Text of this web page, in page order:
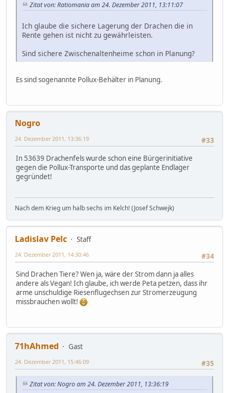
Zitat von: Ratiomania am 24. Dezember 2011, 13:11:07
Ich glaube die sichere Lagerung der Drachen die in
Rente gehen ist nicht zu gewährleisten.
Sind sichere Zwischenaltenheime schon in Planung?
Es sind sogenannte Pollux-Behälter in Planung.
Nogro
#33
24. Dezember 2011, 13:36:19
In 53639 Drachenfels wurde schon eine Bürgerinitiative
gegen die Pollux-Transporte und das geplante Endlager
gegründet!
Nach dem Krieg um halb sechs im Kelch! (Josef Schwejk)
Ladislav Pelc
Staff
#34
24. Dezember 2011, 14:30:46
Sind Drachen Tiere? Wen ja, wäre der Strom dann ja alles
andere als Vegan! Ich glaube, ich werde Peta petzen, dass ihr
arme unschuldige Riesenflugechsen zur Stromerzeugung
missbrauchen wollt!
71hAhmed
Gast
#35
24. Dezember 2011, 15:46:09
Zitat von: Nogro am 24. Dezember 2011, 13:36:19